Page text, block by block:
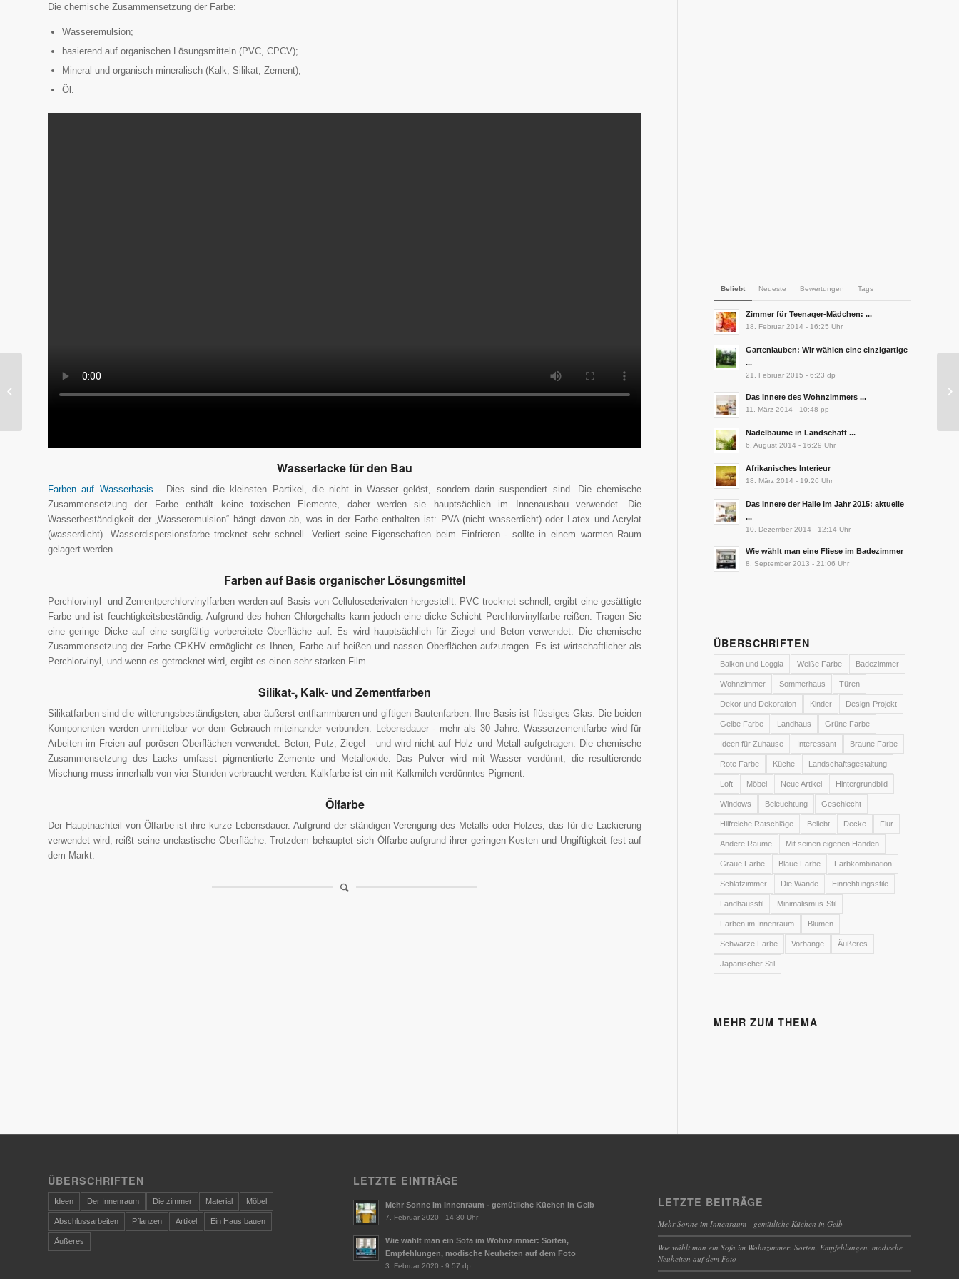
Die chemische Zusammensetzung der Farbe:
Wasseremulsion;
basierend auf organischen Lösungsmitteln (PVC, CPCV);
Mineral und organisch-mineralisch (Kalk, Silikat, Zement);
Öl.
Wasserlacke für den Bau
Farben auf Wasserbasis - Dies sind die kleinsten Partikel, die nicht in Wasser gelöst, sondern darin suspendiert sind. Die chemische
Zusammensetzung der Farbe enthält keine toxischen Elemente, daher werden sie hauptsächlich im Innenausbau verwendet. Die
Wasserbeständigkeit der „Wasseremulsion“ hängt davon ab, was in der Farbe enthalten ist: PVA (nicht wasserdicht) oder Latex und Acrylat
(wasserdicht). Wasserdispersionsfarbe trocknet sehr schnell. Verliert seine Eigenschaften beim Einfrieren - sollte in einem warmen Raum
gelagert werden.
Farben auf Basis organischer Lösungsmittel
Perchlorvinyl- und Zementperchlorvinylfarben werden auf Basis von Cellulosederivaten hergestellt. PVC trocknet schnell, ergibt eine gesättigte
Farbe und ist feuchtigkeitsbeständig. Aufgrund des hohen Chlorgehalts kann jedoch eine dicke Schicht Perchlorvinylfarbe reißen. Tragen Sie
eine geringe Dicke auf eine sorgfältig vorbereitete Oberfläche auf. Es wird hauptsächlich für Ziegel und Beton verwendet. Die chemische
Zusammensetzung der Farbe CPKHV ermöglicht es Ihnen, Farbe auf heißen und nassen Oberflächen aufzutragen. Es ist wirtschaftlicher als
Perchlorvinyl, und wenn es getrocknet wird, ergibt es einen sehr starken Film.
Silikat-, Kalk- und Zementfarben
Silikatfarben sind die witterungsbeständigsten, aber äußerst entflammbaren und giftigen Bautenfarben. Ihre Basis ist flüssiges Glas. Die beiden
Komponenten werden unmittelbar vor dem Gebrauch miteinander verbunden. Lebensdauer - mehr als 30 Jahre. Wasserzementfarbe wird für
Arbeiten im Freien auf porösen Oberflächen verwendet: Beton, Putz, Ziegel - und wird nicht auf Holz und Metall aufgetragen. Die chemische
Zusammensetzung des Lacks umfasst pigmentierte Zemente und Metalloxide. Das Pulver wird mit Wasser verdünnt, die resultierende
Mischung muss innerhalb von vier Stunden verbraucht werden. Kalkfarbe ist ein mit Kalkmilch verdünntes Pigment.
Ölfarbe
Der Hauptnachteil von Ölfarbe ist ihre kurze Lebensdauer. Aufgrund der ständigen Verengung des Metalls oder Holzes, das für die Lackierung
verwendet wird, reißt seine unelastische Oberfläche. Trotzdem behauptet sich Ölfarbe aufgrund ihrer geringen Kosten und Ungiftigkeit fest auf
dem Markt.
Beliebt Neueste Bewertungen Tags
Zimmer für Teenager-Mädchen: ...
18. Februar 2014 - 16:25 Uhr
Gartenlauben: Wir wählen eine einzigartige
...
21. Februar 2015 - 6:23 dp
Das Innere des Wohnzimmers ...
11. März 2014 - 10:48 pp
Nadelbäume in Landschaft ...
6. August 2014 - 16:29 Uhr
Afrikanisches Interieur
18. März 2014 - 19:26 Uhr
Das Innere der Halle im Jahr 2015: aktuelle
...
10. Dezember 2014 - 12:14 Uhr
Wie wählt man eine Fliese im Badezimmer
8. September 2013 - 21:06 Uhr
ÜBERSCHRIFTEN
Balkon und Loggia Weiße Farbe Badezimmer
Wohnzimmer Sommerhaus Türen
Dekor und Dekoration Kinder Design-Projekt
Gelbe Farbe Landhaus Grüne Farbe
Ideen für Zuhause Interessant Braune Farbe
Rote Farbe Küche Landschaftsgestaltung
Loft Möbel Neue Artikel Hintergrundbild
Windows Beleuchtung Geschlecht
Hilfreiche Ratschläge Beliebt Decke Flur
Andere Räume Mit seinen eigenen Händen
Graue Farbe Blaue Farbe Farbkombination
Schlafzimmer Die Wände Einrichtungsstile
Landhausstil Minimalismus-Stil
Farben im Innenraum Blumen
Schwarze Farbe Vorhänge Äußeres
Japanischer Stil
MEHR ZUM THEMA
ÜBERSCHRIFTEN
Ideen Der Innenraum Die zimmer Material Möbel
Abschlussarbeiten Pflanzen Artikel Ein Haus bauen
Äußeres
LETZTE EINTRÄGE
Mehr Sonne im Innenraum - gemütliche Küchen in Gelb
7. Februar 2020 - 14.30 Uhr
Wie wählt man ein Sofa im Wohnzimmer: Sorten,
Empfehlungen, modische Neuheiten auf dem Foto
3. Februar 2020 - 9:57 dp
LETZTE BEITRÄGE
Mehr Sonne im Innenraum - gemütliche Küchen in Gelb
Wie wählt man ein Sofa im Wohnzimmer: Sorten, Empfehlungen, modische
Neuheiten auf dem Foto
Was tun, wenn der
Boden knarrt?